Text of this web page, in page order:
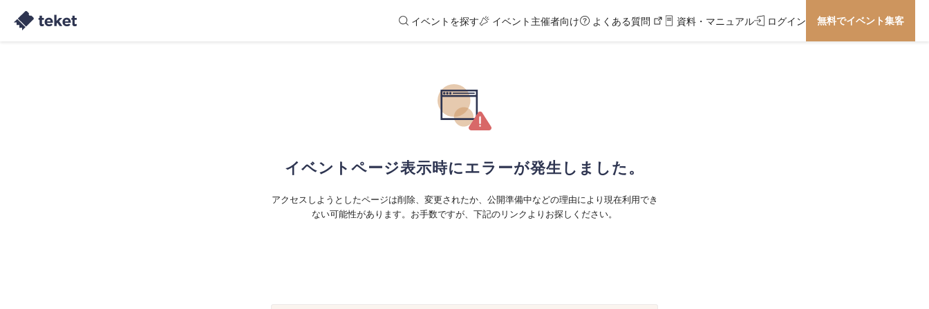
イベントを探す イベント主催者向け よくある質問 資料・マニュアル ログイン 無料でイベント集客
イベントページ表示時にエラーが発生しました。
アクセスしようとしたページは削除、変更されたか、公開準備中などの理由により現在利用でき
ない可能性があります。お手数ですが、下記のリンクよりお探しください。